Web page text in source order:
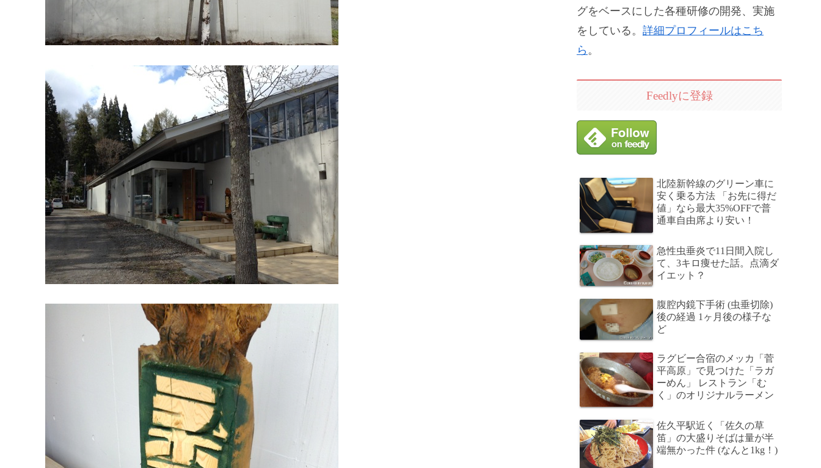
グをベースにした各種研修の開発、実施
をしている。 詳細プロフィールはこち
ら 。
Feedlyに登録
北陸新幹線のグリーン車に
安く乗る方法 「お先に得だ
値」なら最大35%OFFで普
通車自由席より安い！
急性虫垂炎で11日間入院し
て、3キロ痩せた話。点滴ダ
イエット？
腹腔内鏡下手術 (虫垂切除)
後の経過 1ヶ月後の様子な
ど
ラグビー合宿のメッカ「菅
平高原」で見つけた「ラガ
ーめん」 レストラン「む
く」のオリジナルラーメン
佐久平駅近く「佐久の草
笛」の大盛りそばは量が半
端無かった件 (なんと1kg！)